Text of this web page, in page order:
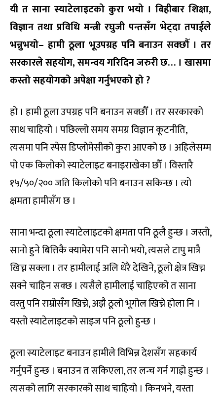
यी त साना स्याटेलाइटको कुरा भयो । बिहीबार शिक्षा,
विज्ञान तथा प्रविधि मन्त्री रघुजी पन्तसँग भेट्दा तपाईंले
भन्नुभयो– हामी ठूला भूउपग्रह पनि बनाउन सक्छौँ । तर
सरकारले सहयोग, समन्वय गरिदिन जरुरी छ… । खासमा
कस्तो सहयोगको अपेक्षा गर्नुभएको हो ?
हो । हामी ठूला उपग्रह पनि बनाउन सक्छौँ । तर सरकारको
साथ चाहियो । पछिल्लो समय समग्र विज्ञान कूटनीति,
त्यसमा पनि स्पेस डिप्लोमेसीको कुरा आएको छ । अहिलेसम्म
पो एक किलोको स्याटेलाइट बनाइराखेका छौँ । विस्तारै
१५/५०/२०० जति किलोको पनि बनाउन सकिन्छ । त्यो
क्षमता हामीसँग छ ।
साना भन्दा ठूला स्याटेलाइटको क्षमता पनि ठूलै हुन्छ । जस्तो,
सानो हुने बित्तिकै क्यामेरा पनि सानो भयो, त्यसले टापु मात्रै
खिच्न सक्ला । तर हामीलाई अलि धेरै देखिने, ठूलो क्षेत्र खिच्न
सक्ने चाहिन सक्छ । त्यसैले हामीलाई चाहिएको त साना
वस्तु पनि राम्रोसँग खिच्ने, अझै ठूलो भूगोल खिच्ने होला नि ।
यस्तो स्याटेलाइटको साइज पनि ठूलो हुन्छ ।
ठूला स्याटेलाइट बनाउन हामीले विभिन्न देशसँग सहकार्य
गर्नुपर्ने हुन्छ । बनाउन त सकिएला, तर लन्च गर्न गाह्रो हुन्छ ।
त्यसको लागि सरकारको साथ चाहियो । किनभने, यस्ता